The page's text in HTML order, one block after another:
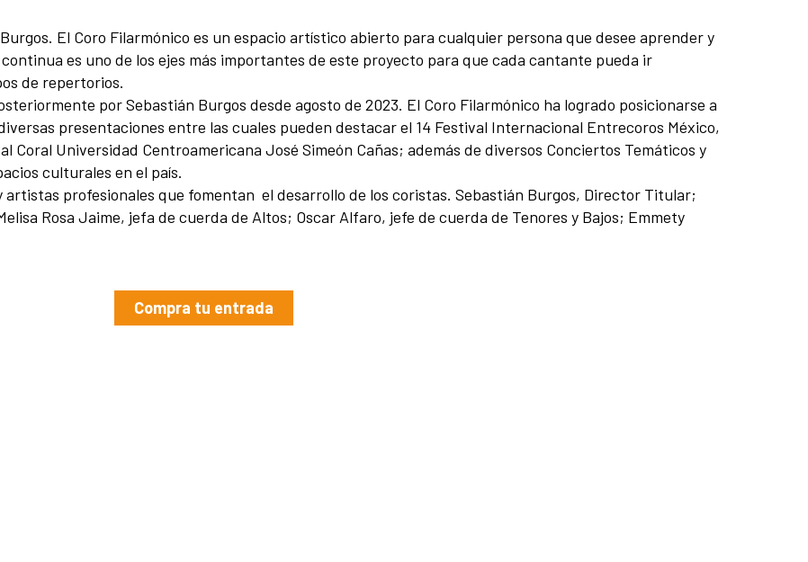
El Coro Filarmónico es un espacio artístico abierto para cualquier persona que desee aprender y
es uno de los ejes más importantes de este proyecto para que cada cantante pueda ir
de repertorios.
por Sebastián Burgos desde agosto de 2023. El Coro Filarmónico ha logrado posicionarse a
presentaciones entre las cuales pueden destacar el 14 Festival Internacional Entrecoros México,
Coral Universidad Centroamericana José Simeón Cañas; además de diversos Conciertos Temáticos y
culturales en el país.
profesionales que fomentan el desarrollo de los coristas. Sebastián Burgos, Director Titular;
Rosa Jaime, jefa de cuerda de Altos; Oscar Alfaro, jefe de cuerda de Tenores y Bajos; Emmety
Compra tu entrada